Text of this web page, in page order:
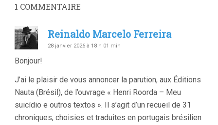
1 COMMENTAIRE
Reinaldo Marcelo Ferreira
28 janvier 2026 à 18 h 01 min
Bonjour!
J’ai le plaisir de vous annoncer la parution, aux Éditions
Nauta (Brésil), de l’ouvrage « Henri Roorda – Meu
suicídio e outros textos ». Il s’agit d’un recueil de 31
chroniques, choisies et traduites en portugais brésilien